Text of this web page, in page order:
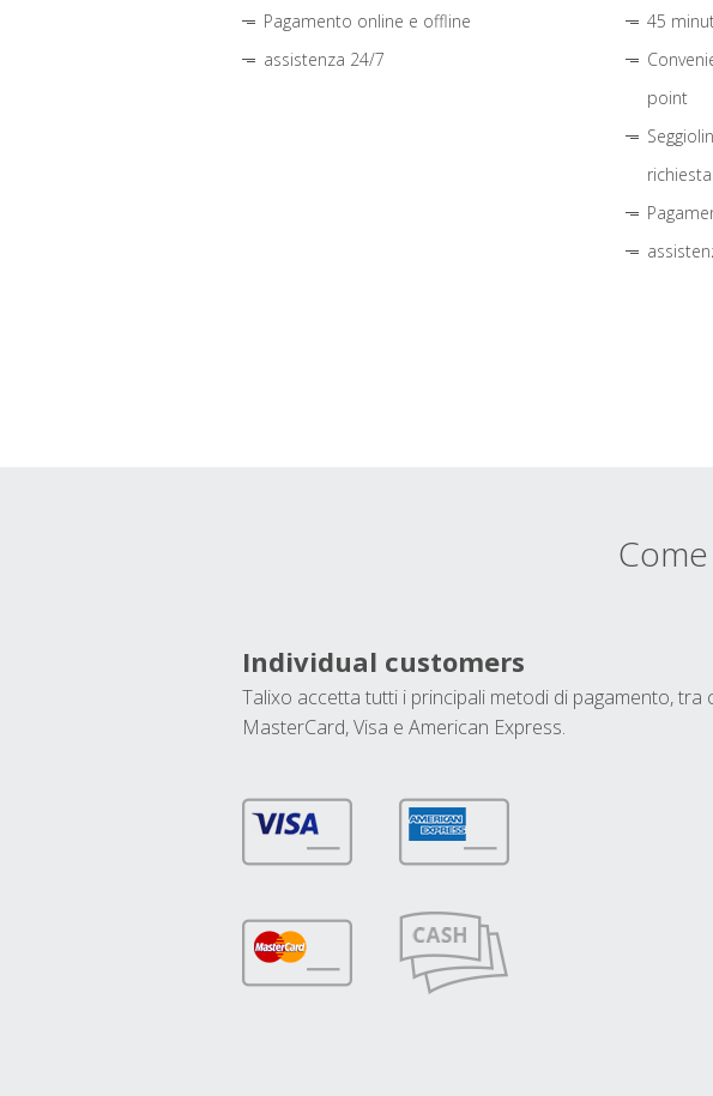
Pagamento online e offline
assistenza 24/7
45
point
richiesta
Individual customers
Talixo accetta tutti i principali metodi di pagamento, tra
MasterCard, Visa e American Express.